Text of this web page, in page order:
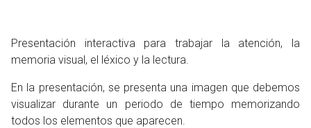
Presentación interactiva para trabajar la atención, la
memoria visual, el léxico y la lectura.
En la presentación, se presenta una imagen que debemos
visualizar durante un periodo de tiempo memorizando
todos los elementos que aparecen.